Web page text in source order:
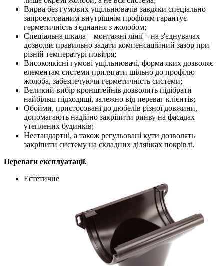
Вирва без гумових ущільнювачів завдяки спеціально
запроектованим внутрішнім профілям гарантує
герметичність з'єднання з жолобом;
Спеціальна шкала – монтажні лінії – на з'єднувачах
дозволяє правильно задати компенсаційний зазор при
різній температурі повітря;
Високоякісні гумові ущільнювачі, форма яких дозволяє
елементам системи прилягати щільно до профілю
жолоба, забезпечуючи герметичність системи;
Великий вибір кронштейнів дозволить підібрати
найбільш підходящі, залежно від переваг клієнтів;
Обойми, пристосовані до дюбелів різної довжини,
допомагають надійно закріпити ринву на фасадах
утеплених будинків;
Нестандартні, а також регульовані кути дозволять
закріпити систему на складних ділянках покрівлі.
Переваги експлуатації.
Естетичне